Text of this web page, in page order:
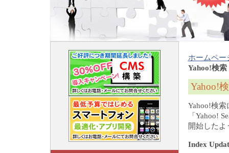
ホームペー
Yahoo!検
Yahoo!
Yahoo!検
「Yahoo!
開始したよ
Index